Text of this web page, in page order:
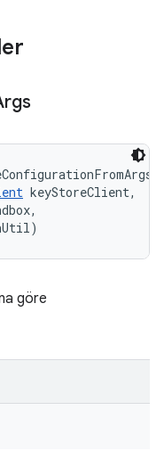
keyStoreClient,
göre